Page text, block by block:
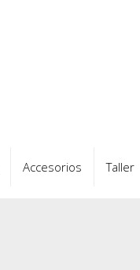
Accesorios Taller